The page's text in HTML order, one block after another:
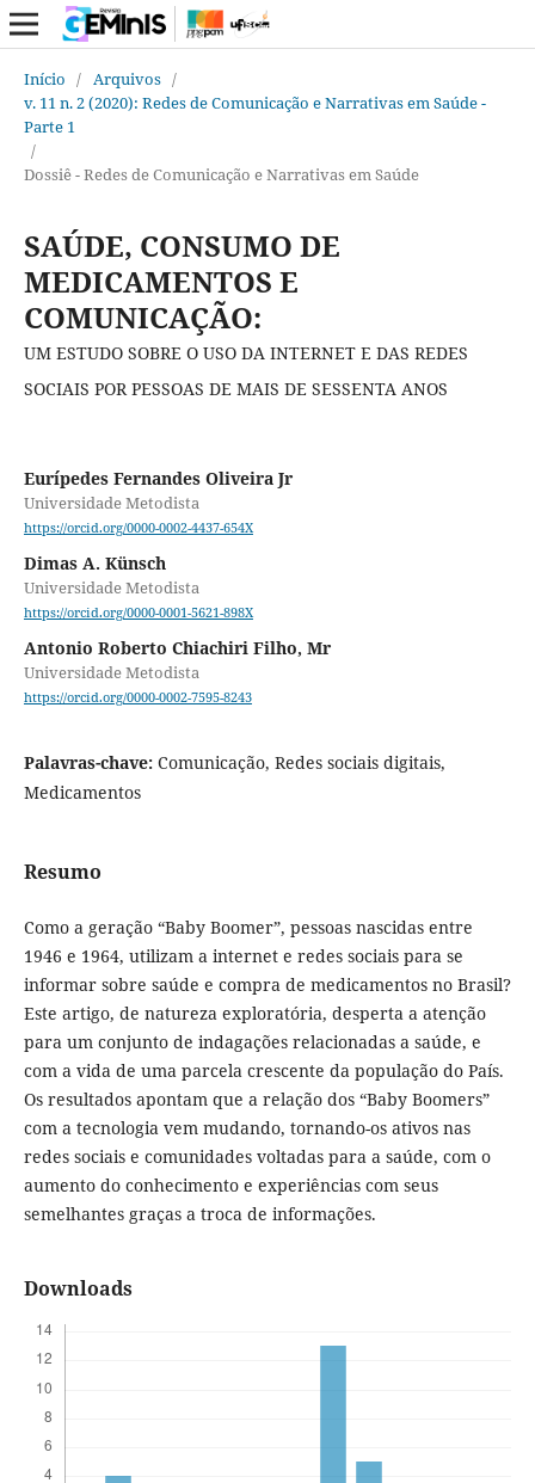
Início / Arquivos /
v. 11 n. 2 (2020): Redes de Comunicação e Narrativas em Saúde -
Parte 1
/
Dossiê - Redes de Comunicação e Narrativas em Saúde
SAÚDE, CONSUMO DE
MEDICAMENTOS E
COMUNICAÇÃO:
UM ESTUDO SOBRE O USO DA INTERNET E DAS REDES
SOCIAIS POR PESSOAS DE MAIS DE SESSENTA ANOS
Eurípedes Fernandes Oliveira Jr
Universidade Metodista
https://orcid.org/0000-0002-4437-654X
Dimas A. Künsch
Universidade Metodista
https://orcid.org/0000-0001-5621-898X
Antonio Roberto Chiachiri Filho, Mr
Universidade Metodista
https://orcid.org/0000-0002-7595-8243
Palavras-chave: Comunicação, Redes sociais digitais,
Medicamentos
Resumo
Como a geração “Baby Boomer”, pessoas nascidas entre
1946 e 1964, utilizam a internet e redes sociais para se
informar sobre saúde e compra de medicamentos no Brasil?
Este artigo, de natureza exploratória, desperta a atenção
para um conjunto de indagações relacionadas a saúde, e
com a vida de uma parcela crescente da população do País.
Os resultados apontam que a relação dos “Baby Boomers”
com a tecnologia vem mudando, tornando-os ativos nas
redes sociais e comunidades voltadas para a saúde, com o
aumento do conhecimento e experiências com seus
semelhantes graças a troca de informações.
Downloads